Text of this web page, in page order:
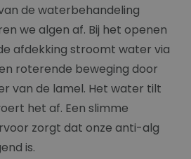
de waterbehandeling
we algen af. Bij het openen
afdekking stroomt water via
roterende beweging door
van de lamel. Het water tilt
het af. Een slimme
zorgt dat onze anti-alg
is.